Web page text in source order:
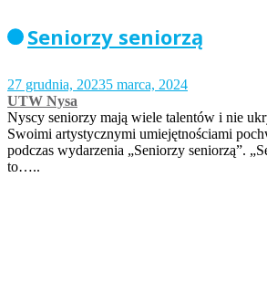
Seniorzy seniorzą
27 grudnia, 20235 marca, 2024
UTW Nysa
Nyscy seniorzy mają wiele talentów i nie
Swoimi artystycznymi umiejętnościami
podczas wydarzenia „Seniorzy seniorzą”.
to…..